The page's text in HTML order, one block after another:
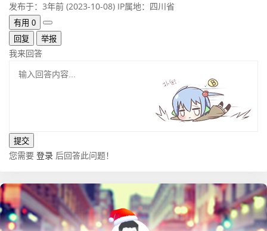
发布于：3年前 (2023-10-08) IP属地：四川省
有用 0
回复
举报
我来回答
您需要 登录 后回答此问题！